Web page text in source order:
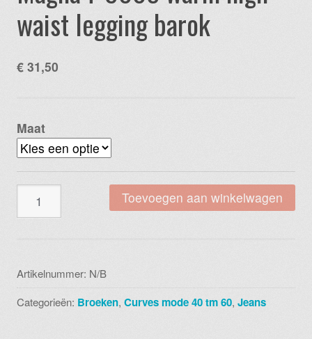
waist legging barok
€ 31,50
Maat
high
waist
legging
Toevoegen aan winkelwagen
Artikelnummer: N/B
Categorieën: Broeken,Curves mode 40 tm 60,Jeans